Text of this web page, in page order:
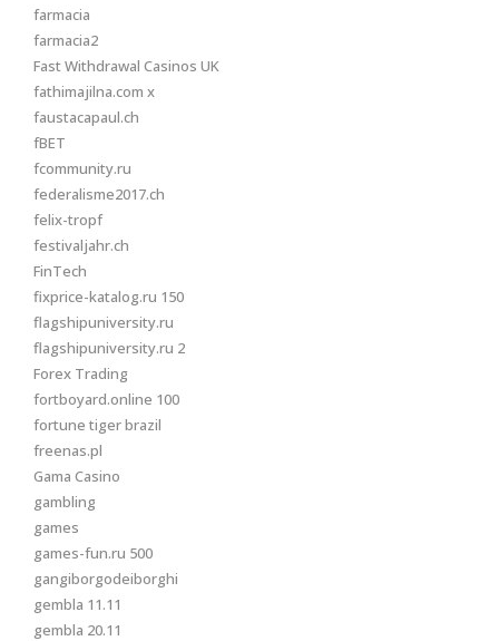
farmacia
farmacia2
Fast Withdrawal Casinos UK
fathimajilna.com x
faustacapaul.ch
fBET
fcommunity.ru
federalisme2017.ch
felix-tropf
festivaljahr.ch
FinTech
fixprice-katalog.ru 150
flagshipuniversity.ru
flagshipuniversity.ru 2
Forex Trading
fortboyard.online 100
fortune tiger brazil
freenas.pl
Gama Casino
gambling
games
games-fun.ru 500
gangiborgodeiborghi
gembla 11.11
gembla 20.11